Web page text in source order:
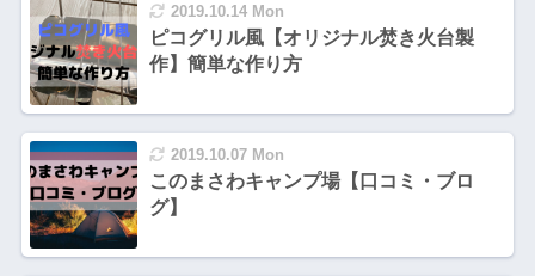
2019.10.14 Mon
ピコグリル風【オリジナル焚き火台製
作】簡単な作り方
2019.10.07 Mon
このまさわキャンプ場【口コミ・ブロ
グ】